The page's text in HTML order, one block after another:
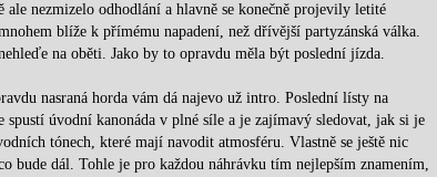
nezmizelo odhodlání a hlavně se konečně projevily letité
blíže k přímému napadení, než dřívější partyzánská válka.
na oběti. Jako by to opravdu měla být poslední jízda.
nasraná horda vám dá najevo už intro. Poslední lísty na
spustí úvodní kanonáda v plné síle a je zajímavý sledovat, jak si je
tónech, které mají navodit atmosféru. Vlastně se ještě nic
bude dál. Tohle je pro každou náhrávku tím nejlepším znamením,